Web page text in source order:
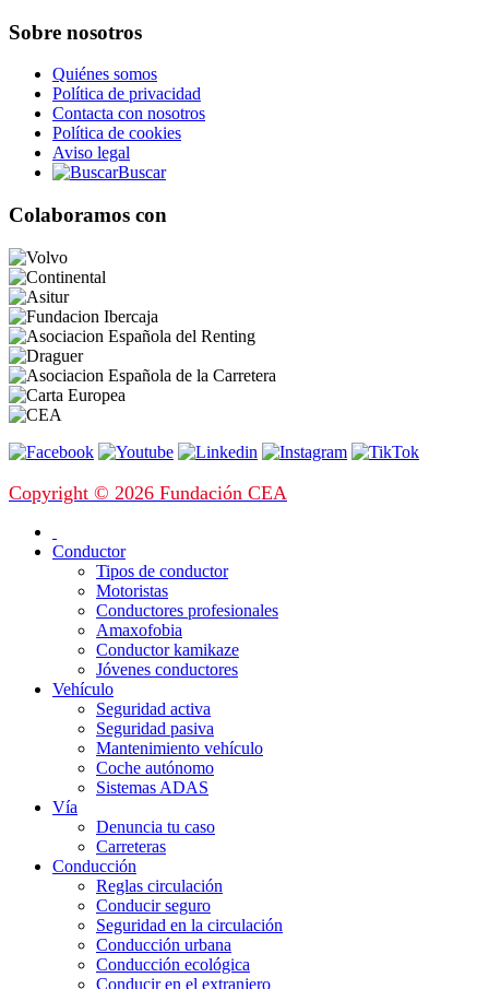
Sobre nosotros
Quiénes somos
Política de privacidad
Contacta con nosotros
Política de cookies
Aviso legal
Buscar
Colaboramos con
Copyright © 2026 Fundación CEA
Conductor
Tipos de conductor
Motoristas
Conductores profesionales
Amaxofobia
Conductor kamikaze
Jóvenes conductores
Vehículo
Seguridad activa
Seguridad pasiva
Mantenimiento vehículo
Coche autónomo
Sistemas ADAS
Vía
Denuncia tu caso
Carreteras
Conducción
Reglas circulación
Conducir seguro
Seguridad en la circulación
Conducción urbana
Conducción ecológica
Conducir en el extranjero